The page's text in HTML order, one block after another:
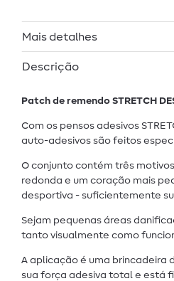
Mais detalhes
Descrição
Patch de remendo STRETCH
Com os pensos adesivos
auto-adesivos são feitos
O conjunto contém três
redonda e um coração mais
desportiva - suficientemente
Sejam pequenas áreas
tanto visualmente como
A aplicação é uma brincadeira
sua força adesiva total e está